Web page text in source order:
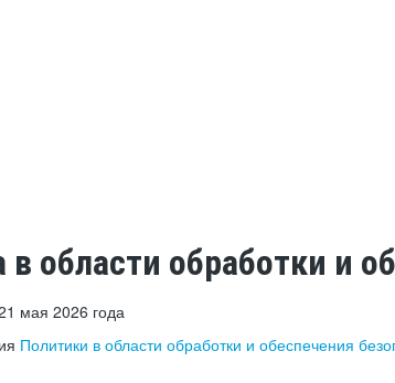
в области обработки и
мая 2026 года
Политики в области обработки и обеспечения